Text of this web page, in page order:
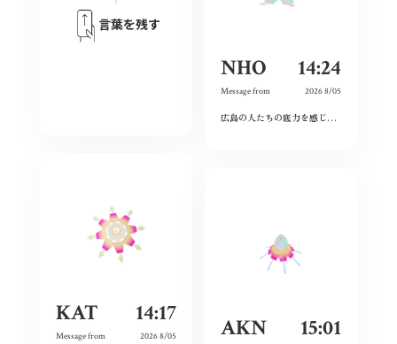
言葉を残す
NHO 14:24
Message from 2026 8/05
広島の人たちの底力を感じた。今私たちはそれを受け継ぐことができているのだろうか。平和とは何か、問い続けたい。
KAT 14:17
Message from 2026 8/05 AKN 15:01